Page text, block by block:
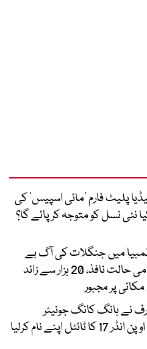
پلیٹ فارم ‘مائی اسپیس’ کی
نئی نسل کو متوجہ کر پائے گا؟
میں جنگلات کی آگ بے
قابو، ہنگامی حالت نافذ، 20 ہزار سے زائد
مکانی پر مجبور
نے ہانگ کانگ جونیئر
اپنے نام کرلیا